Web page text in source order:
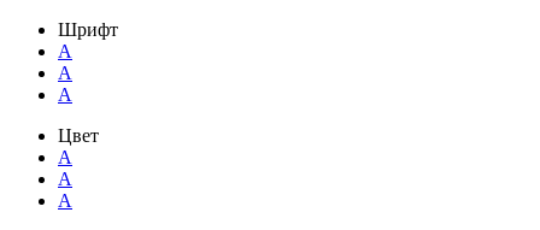
Шрифт
A
A
A
Цвет
A
A
A